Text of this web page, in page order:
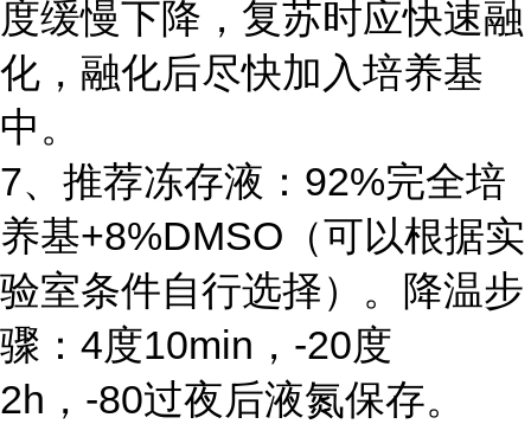
度缓慢下降，复苏时应快速融
化，融化后尽快加入培养基
中。
7、推荐冻存液：92%完全培
养基+8%DMSO（可以根据实
验室条件自行选择）。降温步
骤：4度10min，-20度
2h，-80过夜后液氮保存。